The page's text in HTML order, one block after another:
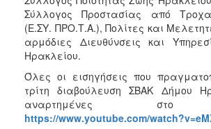
Σύλλογος Προστασίας από
(Ε.ΣΥ. ΠΡΟ.Τ.Α.), Πολίτες και
αρμόδιες Διευθύνσεις και
Ηρακλείου.
Όλες οι εισηγήσεις που
τρίτη διαβούλευση ΣΒΑΚ Δήμου
αναρτημένες στο
https://www.youtube.com/